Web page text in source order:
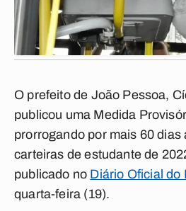
O prefeito de João Pessoa,
publicou uma Medida
prorrogando por mais 60 dias
carteiras de estudante de
publicado no Diário Oficial do
quarta-feira (19).